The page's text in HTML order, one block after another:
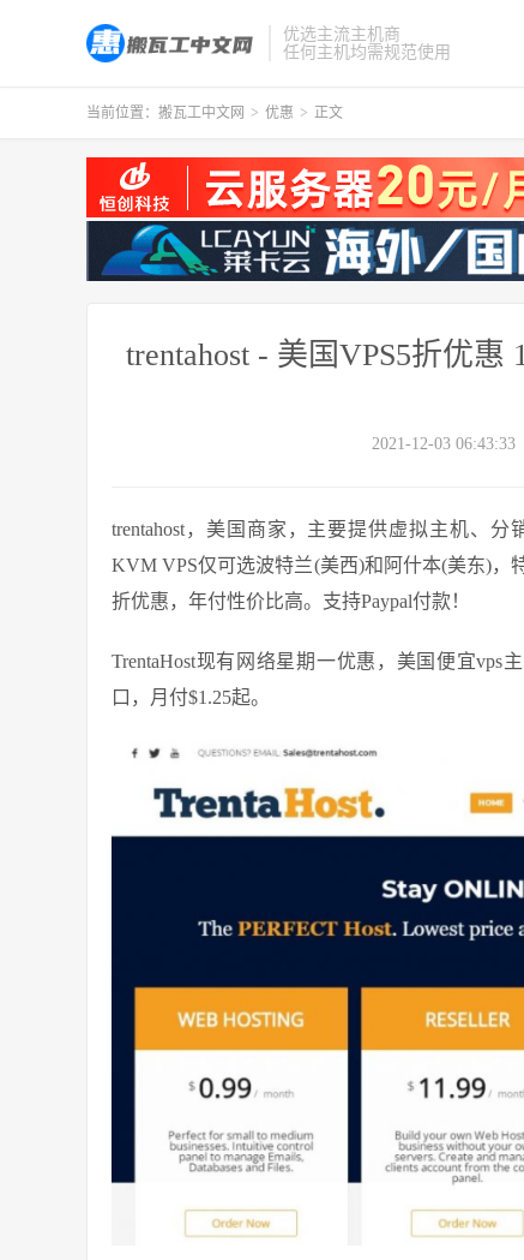
优选主流主机商
任何主机均需规范使用
当前位置： 搬瓦工中文网 > 优惠 > 正文
trentahost - 美国VPS5折优惠
2021-12-03 06:43:33
trentahost，美国商家，主要提供虚拟主机、
KVM VPS仅可选波特兰(美西)和阿什本(美东)，
折优惠，年付性价比高。支持Paypal付款！
TrentaHost现有网络星期一优惠，美国便宜vps
口，月付$1.25起。